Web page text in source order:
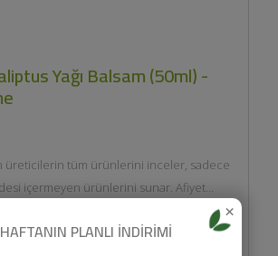
Yağı Balsam (50ml) -
üreticilerin tüm ürünlerini inceler, sadece
içermeyen ürünlerini sunar. Afiyet
×
PLANLI İNDİRİMİ